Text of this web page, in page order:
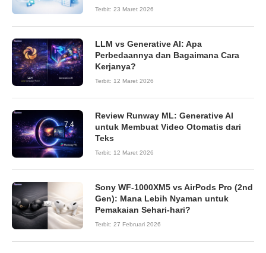
Terbit: 23 Maret 2026
LLM vs Generative AI: Apa
Perbedaannya dan Bagaimana Cara
Kerjanya?
Terbit: 12 Maret 2026
7.4
Review Runway ML: Generative AI
untuk Membuat Video Otomatis dari
Teks
Terbit: 12 Maret 2026
Sony WF-1000XM5 vs AirPods Pro (2nd
Gen): Mana Lebih Nyaman untuk
Pemakaian Sehari-hari?
Terbit: 27 Februari 2026